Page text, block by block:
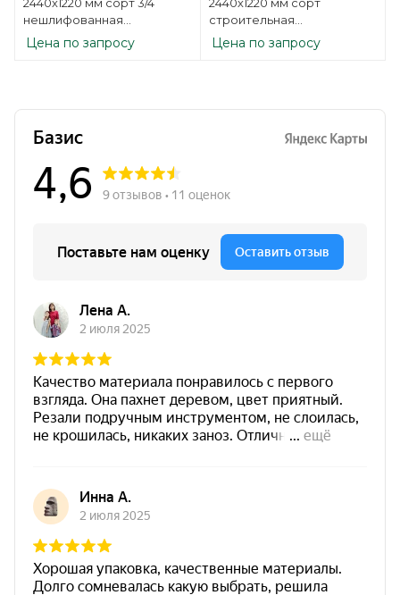
нешлифованная
березовая
Цена по запросу
строительная
нешлифованная
березовая
Цена по запросу